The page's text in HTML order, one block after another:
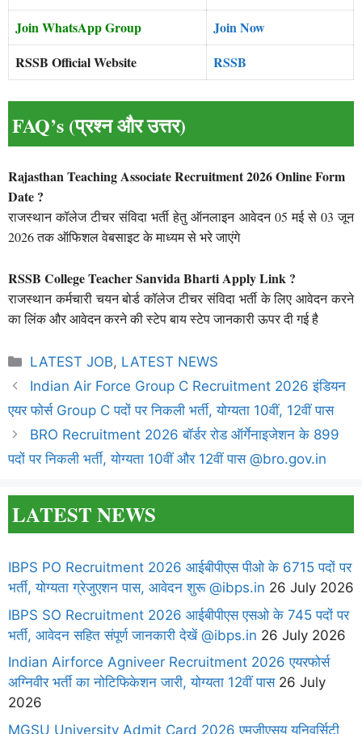
Join WhatsApp Group
Join Now
RSSB Official Website
RSSB
FAQ’s (प्रश्न और उत्तर)
Rajasthan Teaching Associate Recruitment 2026 Online Form
Date ?
राजस्थान कॉलेज टीचर संविदा भर्ती हेतु ऑनलाइन आवेदन 05 मई से 03 जून
2026 तक ऑफिशल वेबसाइट के माध्यम से भरे जाएंगे
RSSB College Teacher Sanvida Bharti Apply Link ?
राजस्थान कर्मचारी चयन बोर्ड कॉलेज टीचर संविदा भर्ती के लिए आवेदन करने
का लिंक और आवेदन करने की स्टेप बाय स्टेप जानकारी ऊपर दी गई है
Categories
LATEST JOB, LATEST NEWS
Indian Air Force Group C Recruitment 2026 इंडियन
एयर फोर्स Group C पदों पर निकली भर्ती, योग्यता 10वीं, 12वीं पास
BRO Recruitment 2026 बॉर्डर रोड ऑर्गेनाइजेशन के 899
पदों पर निकली भर्ती, योग्यता 10वीं और 12वीं पास @bro.gov.in
LATEST NEWS
IBPS PO Recruitment 2026 आईबीपीएस पीओ के 6715 पदों पर
भर्ती, योग्यता ग्रेजुएशन पास, आवेदन शुरू @ibps.in 26 July 2026
IBPS SO Recruitment 2026 आईबीपीएस एसओ के 745 पदों पर
भर्ती, आवेदन सहित संपूर्ण जानकारी देखें @ibps.in 26 July 2026
Indian Airforce Agniveer Recruitment 2026 एयरफोर्स
अग्निवीर भर्ती का नोटिफिकेशन जारी, योग्यता 12वीं पास26 July
2026
MGSU University Admit Card 2026 एमजीएसयू यूनिवर्सिटी